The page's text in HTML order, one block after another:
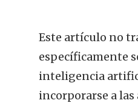
Este artículo no
específicamente
inteligencia
incorporarse a las